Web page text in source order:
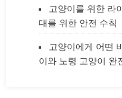
고양이를 위한 라
대를 위한 안전 수칙
고양이에게 어떤
이와 노령 고양이 완